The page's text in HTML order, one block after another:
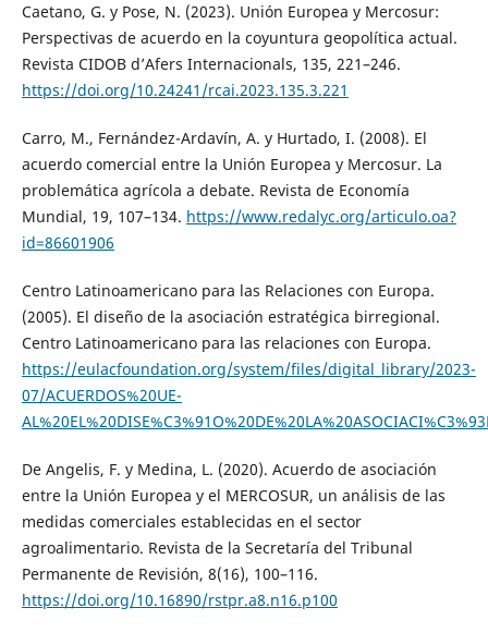
Caetano, G. y Pose, N. (2023). Unión Europea y Mercosur:
Perspectivas de acuerdo en la coyuntura geopolítica actual.
Revista CIDOB d’Afers Internacionals, 135, 221–246.
https://doi.org/10.24241/rcai.2023.135.3.221
Carro, M., Fernández-Ardavín, A. y Hurtado, I. (2008). El
acuerdo comercial entre la Unión Europea y Mercosur. La
problemática agrícola a debate. Revista de Economía
Mundial, 19, 107–134. https://www.redalyc.org/articulo.oa?
id=86601906
Centro Latinoamericano para las Relaciones con Europa.
(2005). El diseño de la asociación estratégica birregional.
Centro Latinoamericano para las relaciones con Europa.
https://eulacfoundation.org/system/files/digital_library/2023-
07/ACUERDOS%20UE-
De Angelis, F. y Medina, L. (2020). Acuerdo de asociación
entre la Unión Europea y el MERCOSUR, un análisis de las
medidas comerciales establecidas en el sector
agroalimentario. Revista de la Secretaría del Tribunal
Permanente de Revisión, 8(16), 100–116.
https://doi.org/10.16890/rstpr.a8.n16.p100